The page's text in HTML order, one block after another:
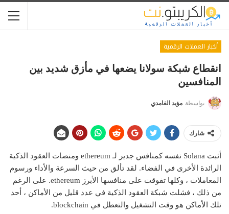
أخبار العملات الرقمية
انقطاع شبكة سولانا يضعها في مأزق شديد بين
المنافسين
بواسطة مؤيد الغامدي
شارك
أثبت Solana نفسه كمنافس جدير لـ ethereum ومنصات العقود الذكية
الرائدة الأخرى في الفضاء. لقد تألق من حيث السرعة والأداء ورسوم
المعاملات ، وكلها تفوقت على منافسها الأبرز ethereum. على الرغم
من ذلك ، فشلت شبكة العقود الذكية في عدد قليل من الأماكن ، أحد
تلك الأماكن هو وقت التشغيل والتعطل في blockchain.